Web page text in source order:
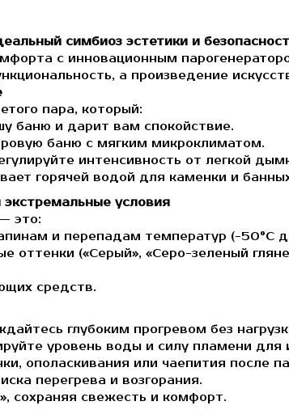
симбиоз эстетики и
с инновационным
а произведение
пара, который:
баню и дарит вам спокойствие.
баню с мягким микроклиматом.
интенсивность от легкой
горячей водой для каменки и
условия
это:
и перепадам температур (-50°C
оттенки («Серый», «Серо-зеленый
средств.
глубоким прогревом без
уровень воды и силу пламени для
ополаскивания или чаепития после
перегрева и возгорания.
сохраняя свежесть и комфорт.